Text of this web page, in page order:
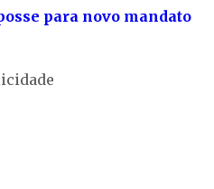
para novo mandato